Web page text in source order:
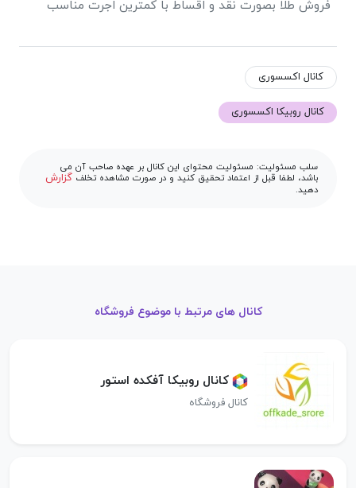
فروش طلا بصورت نقد و اقساط با کمترین اجرت مناسب
کانال اکسسوری
کانال روبیکا اکسسوری
سلب مسئولیت: مسئولیت محتوای این کانال بر عهده صاحب آن می
باشد، لطفا قبل از اعتماد تحقیق کنید و در صورت مشاهده تخلف گزارش
دهید.
کانال های مرتبط با موضوع فروشگاه
کانال روبیکا آفکده استور
کانال فروشگاه